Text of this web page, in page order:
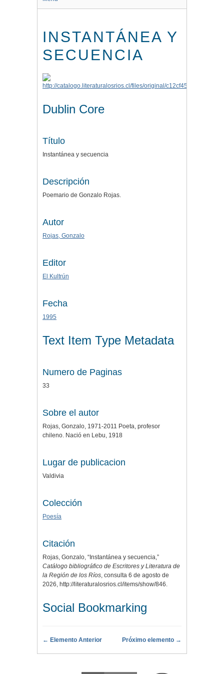
INSTANTÁNEA Y
SECUENCIA
Dublin Core
Título
Instantánea y secuencia
Descripción
Poemario de Gonzalo Rojas.
Autor
Rojas, Gonzalo
Editor
El Kultrún
Fecha
1995
Text Item Type Metadata
Numero de Paginas
33
Sobre el autor
Rojas, Gonzalo, 1971-2011 Poeta, profesor
chileno. Nació en Lebu, 1918
Lugar de publicacion
Valdivia
Colección
Poesía
Citación
Rojas, Gonzalo, “Instantánea y secuencia,”
Catálogo bibliográfico de Escritores y Literatura de
la Región de los Ríos, consulta 6 de agosto de
2026, http://literaturalosrios.cl/items/show/846.
Social Bookmarking
← Elemento Anterior Próximo elemento →